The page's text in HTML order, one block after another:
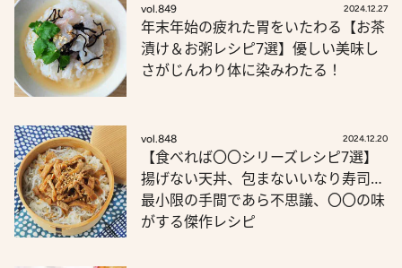
vol.849 2024.12.27
年末年始の疲れた胃をいたわる【お茶
漬け＆お粥レシピ7選】優しい美味し
さがじんわり体に染みわたる！
vol.848 2024.12.20
【食べれば〇〇シリーズレシピ7選】
揚げない天丼、包まないいなり寿司…
最小限の手間であら不思議、〇〇の味
がする傑作レシピ